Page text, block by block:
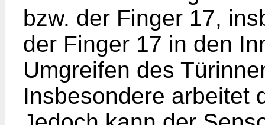
bzw. der Finger 17,
der Finger 17 in den
Umgreifen des
Insbesondere arbeitet